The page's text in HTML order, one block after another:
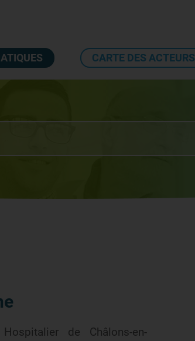
CARTE DES ACTEURS
de Châlons-en-